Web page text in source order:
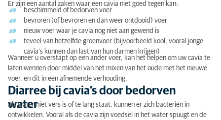
Er zijn een aantal zaken waar een cavia niet goed tegen kan:
beschimmeld of bedorven voer
bevroren (of bevroren en dan weer ontdooid) voer
nieuw voer waar je cavia nog niet aan gewend is
teveel van hetzelfde groenvoer (bijvoorbeeld kool, vooral jonge
cavia’s kunnen dan last van hun darmen krijgen)
Wanneer u overstapt op een ander voer, kan het helpen om uw cavia te
laten wennen door middel van het mixen van het oude met het nieuwe
voer, en dit in een afnemende verhouding.
Diarree bij cavia’s door bedorven
water
Als water niet vers is of te lang staat, kunnen er zich bacteriën in
ontwikkelen. Vooral als de cavia zijn voedsel in het water spuugt en de